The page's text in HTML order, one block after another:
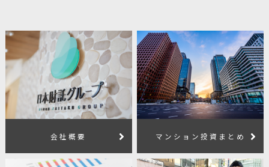
会社概要 マンション投資まとめ